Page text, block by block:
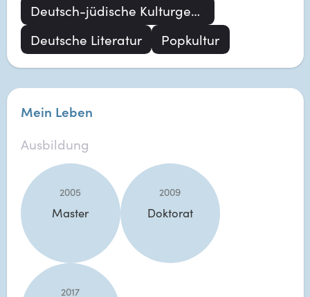
Deutsch-jüdische Kulturgeschichte
Deutsche Literatur
Popkultur
Mein Leben
Ausbildung
2005
Master
2009
Doktorat
2017